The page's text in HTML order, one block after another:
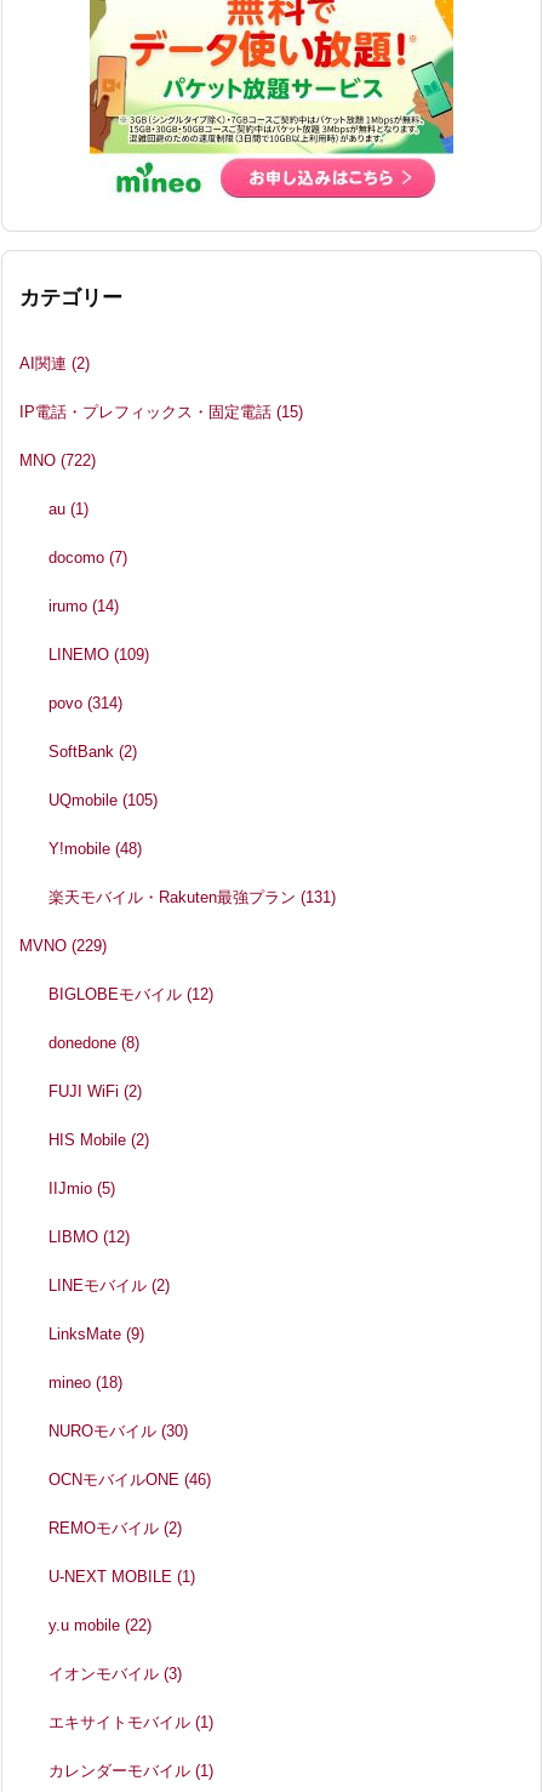
カテゴリー
AI関連 (2)
IP電話・プレフィックス・固定電話 (15)
MNO (722)
au(1)
docomo(7)
irumo(14)
LINEMO(109)
povo(314)
SoftBank(2)
UQmobile(105)
Y!mobile(48)
楽天モバイル・Rakuten最強プラン(131)
MVNO (229)
BIGLOBEモバイル(12)
donedone(8)
FUJI WiFi(2)
HIS Mobile(2)
IIJmio(5)
LIBMO(12)
LINEモバイル(2)
LinksMate(9)
mineo(18)
NUROモバイル(30)
OCNモバイルONE(46)
REMOモバイル(2)
U-NEXT MOBILE(1)
y.u mobile(22)
イオンモバイル(3)
エキサイトモバイル(1)
カレンダーモバイル(1)